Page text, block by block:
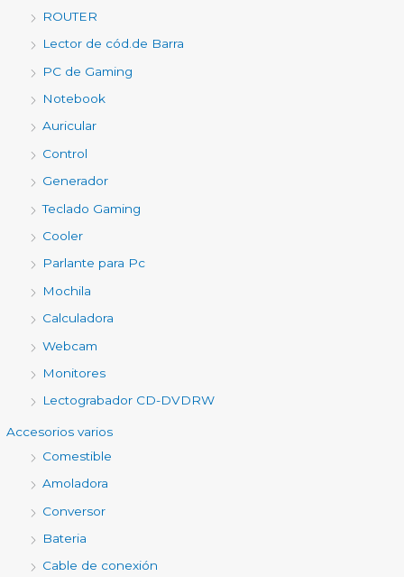
ROUTER
Lector de cód.de Barra
PC de Gaming
Notebook
Auricular
Control
Generador
Teclado Gaming
Cooler
Parlante para Pc
Mochila
Calculadora
Webcam
Monitores
Lectograbador CD-DVDRW
Accesorios varios
Comestible
Amoladora
Conversor
Bateria
Cable de conexión